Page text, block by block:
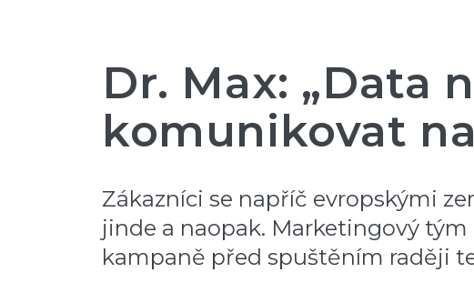
Dr. Max: „Data
komunikovat
Zákazníci se napříč evropskými
jinde a naopak. Marketingový
kampaně před spuštěním raději